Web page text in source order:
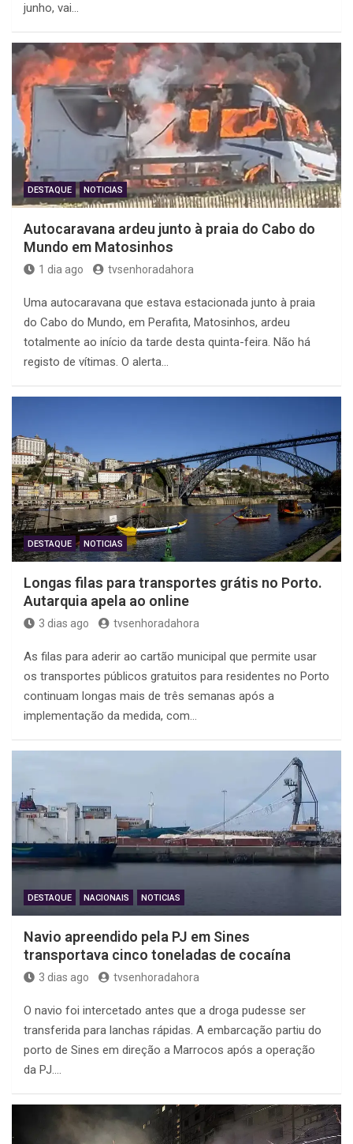
junho, vai…
DESTAQUE NOTICIAS
Autocaravana ardeu junto à praia do Cabo do
Mundo em Matosinhos
1 dia ago tvsenhoradahora
Uma autocaravana que estava estacionada junto à praia
do Cabo do Mundo, em Perafita, Matosinhos, ardeu
totalmente ao início da tarde desta quinta-feira. Não há
registo de vítimas. O alerta…
DESTAQUE NOTICIAS
Longas filas para transportes grátis no Porto.
Autarquia apela ao online
3 dias ago tvsenhoradahora
As filas para aderir ao cartão municipal que permite usar
os transportes públicos gratuitos para residentes no Porto
continuam longas mais de três semanas após a
implementação da medida, com…
DESTAQUE NACIONAIS NOTICIAS
Navio apreendido pela PJ em Sines
transportava cinco toneladas de cocaína
3 dias ago tvsenhoradahora
O navio foi intercetado antes que a droga pudesse ser
transferida para lanchas rápidas. A embarcação partiu do
porto de Sines em direção a Marrocos após a operação
da PJ.…